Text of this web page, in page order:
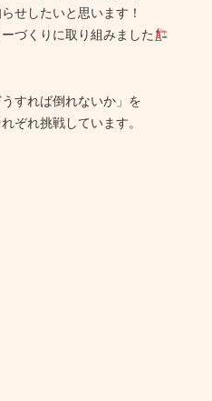
せしたいと思います！
づくりに取り組みました
すれば倒れないか」を
ぞれ挑戦しています。